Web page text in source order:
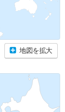
地図を拡大